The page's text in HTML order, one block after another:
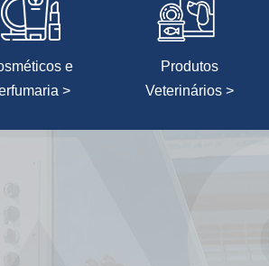
e
>
Produtos
Veterinários >